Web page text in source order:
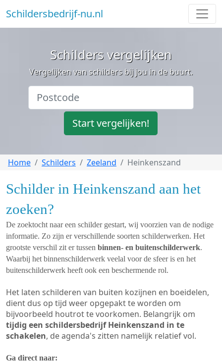
Schildersbedrijf-nu.nl
Schilders vergelijken
Vergelijken van schilders bij jou in de buurt.
Start vergelijken!
Home Schilders Zeeland Heinkenszand
Schilder in Heinkenszand aan het
zoeken?
De zoektocht naar een schilder gestart, wij voorzien van de nodige
informatie. Zo zijn er verschillende soorten schilderwerken. Het
grootste verschil zit er tussen binnen- en buitenschilderwerk.
Waarbij het binnenschilderwerk veelal voor de sfeer is en het
buitenschilderwerk heeft ook een beschermende rol.
Het laten schilderen van buiten kozijnen en boeidelen,
dient dus op tijd weer opgepakt te worden om
bijvoorbeeld houtrot te voorkomen. Belangrijk om
tijdig een schildersbedrijf Heinkenszand in te
schakelen, de agenda's zitten namelijk relatief vol.
Ga direct naar: